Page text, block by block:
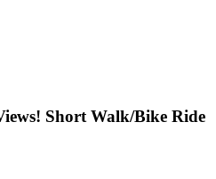
Short Walk/Bike Ride